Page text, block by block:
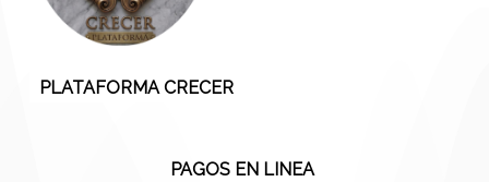
PLATAFORMA CRECER
PAGOS EN LINEA